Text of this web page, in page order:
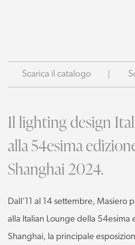
Scarica il catalogo
Il lighting design
alla 54esima
Shanghai 2024.
Dall’11 al 14 settembre, Masiero
alla Italian Lounge della 54esima
Shanghai, la principale